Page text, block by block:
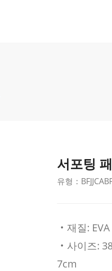
서포팅
유형：
‧재질: EVA
‧사이즈:
7cm